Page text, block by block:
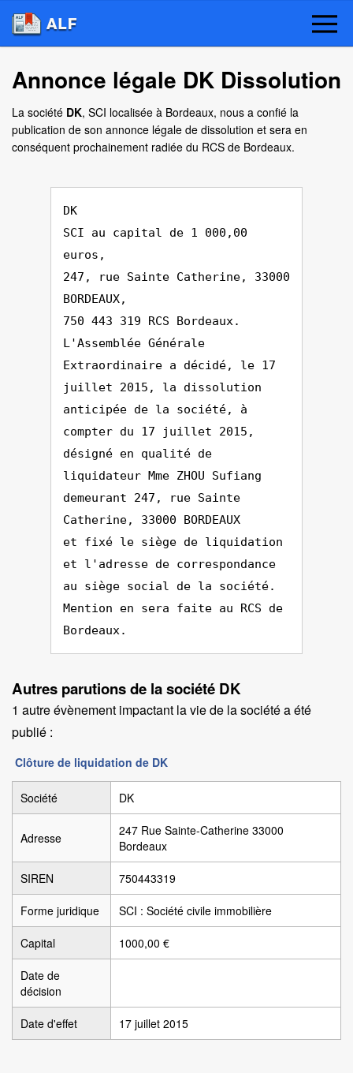
Annonce légale DK Dissolution
La société DK, SCI localisée à Bordeaux, nous a confié la
publication de son annonce légale de dissolution et sera en
conséquent prochainement radiée du RCS de Bordeaux.
DK
SCI au capital de 1 000,00
euros,
247, rue Sainte Catherine, 33000
BORDEAUX,
750 443 319 RCS Bordeaux.
L'Assemblée Générale
Extraordinaire a décidé, le 17
juillet 2015, la dissolution
anticipée de la société, à
compter du 17 juillet 2015,
désigné en qualité de
liquidateur Mme ZHOU Sufiang
demeurant 247, rue Sainte
Catherine, 33000 BORDEAUX
et fixé le siège de liquidation
et l'adresse de correspondance
au siège social de la société.
Mention en sera faite au RCS de
Bordeaux.
Autres parutions de la société DK
1 autre évènement impactant la vie de la société a été
publié :
Clôture de liquidation de DK
Société DK
Adresse
247 Rue Sainte-Catherine 33000
Bordeaux
SIREN 750443319
Forme juridique SCI : Société civile immobilière
Capital 1000,00 €
Date de
décision
Date d'effet 17 juillet 2015